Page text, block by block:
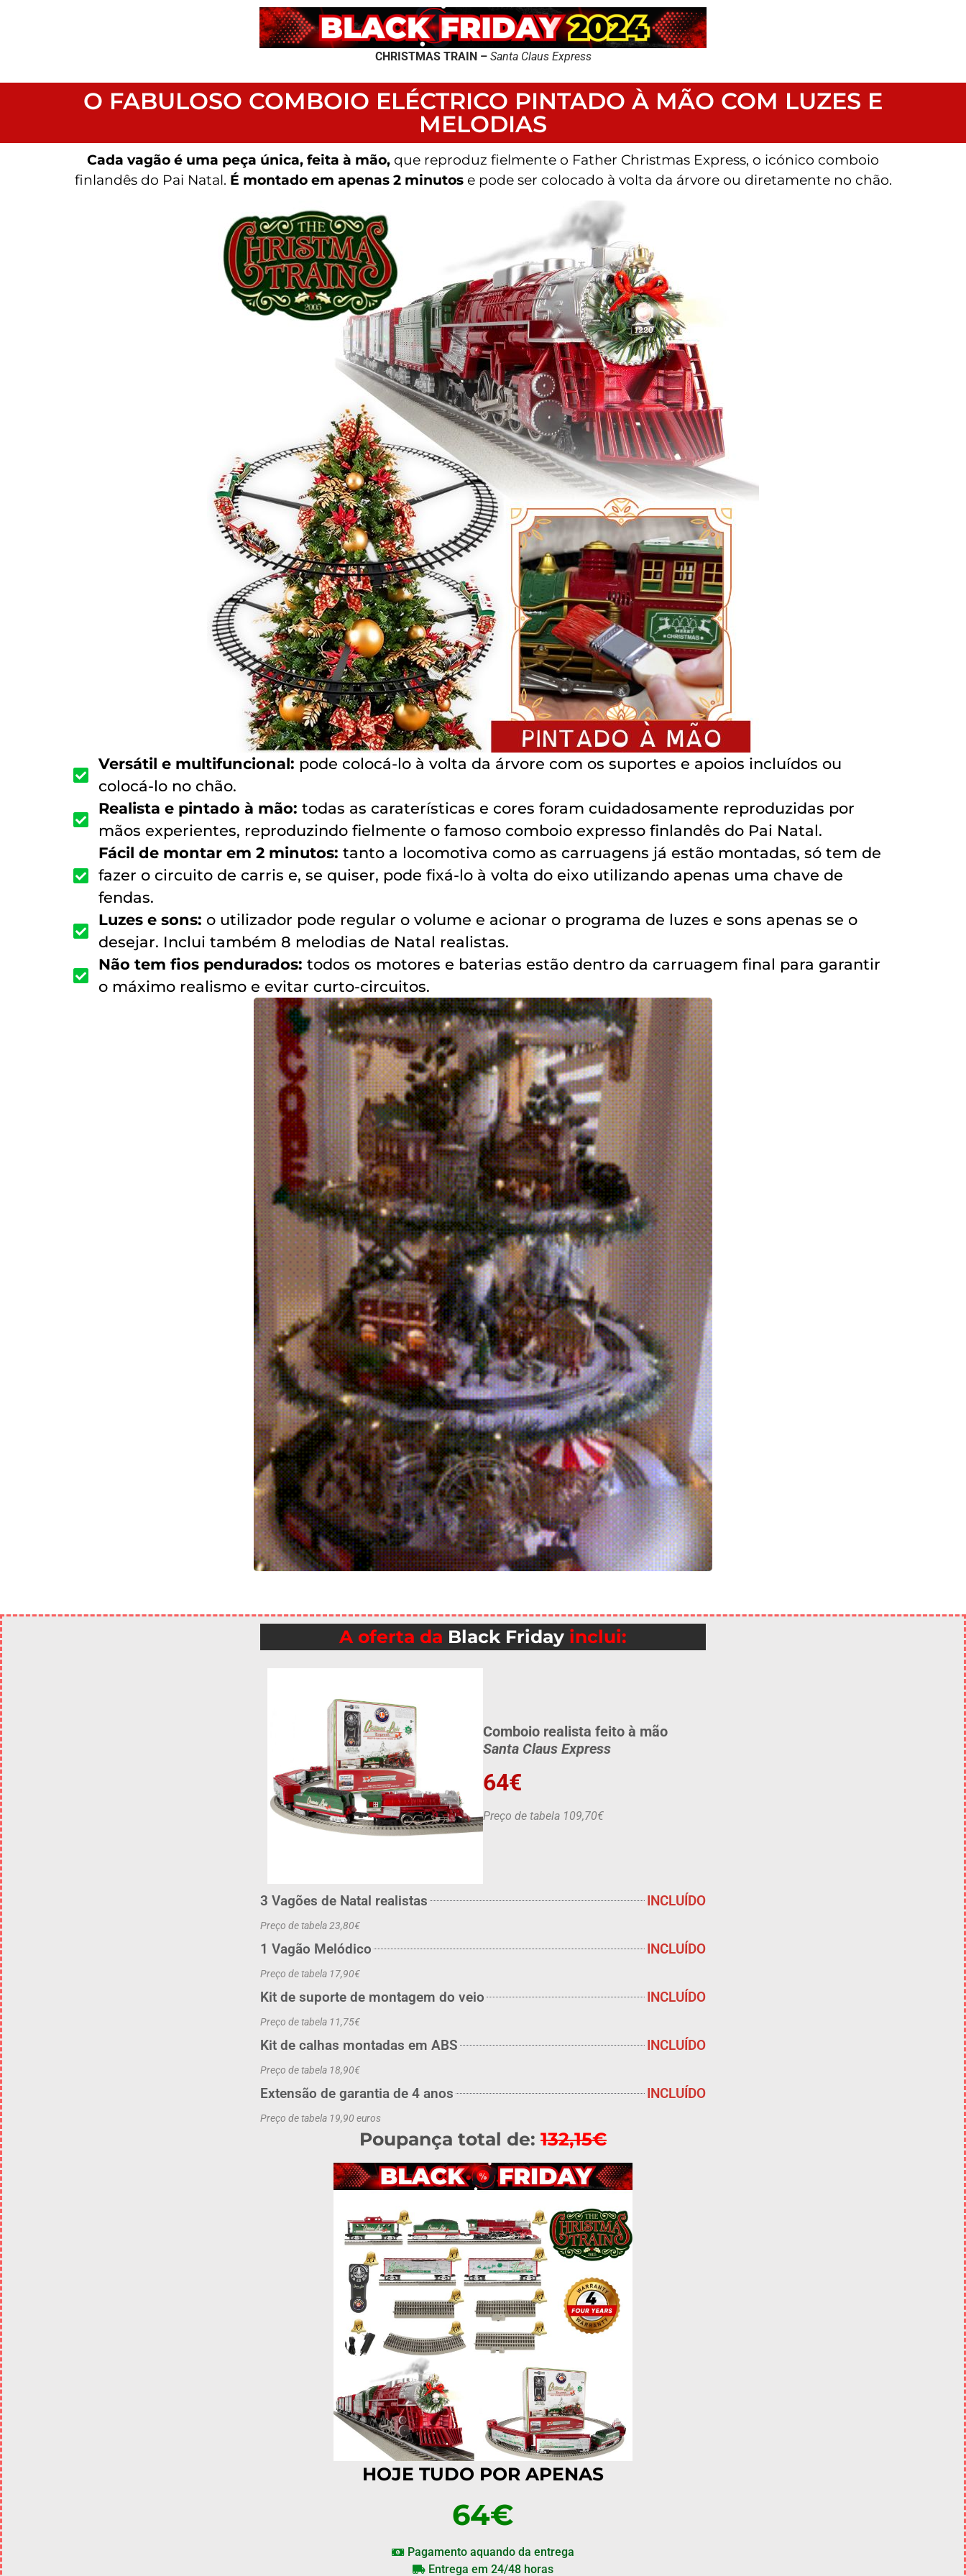
CHRISTMAS TRAIN – Santa Claus Express
O FABULOSO COMBOIO ELÉCTRICO PINTADO À MÃO COM LUZES E
MELODIAS
Cada vagão é uma peça única, feita à mão, que reproduz fielmente o Father Christmas Express, o icónico comboio
finlandês do Pai Natal. É montado em apenas 2 minutose pode ser colocado à volta da árvore ou diretamente no chão.
Versátil e multifuncional: pode colocá-lo à volta da árvore com os suportes e apoios incluídos ou
colocá-lo no chão.
Realista e pintado à mão: todas as caraterísticas e cores foram cuidadosamente reproduzidas por
mãos experientes, reproduzindo fielmente o famoso comboio expresso finlandês do Pai Natal.
Fácil de montar em 2 minutos: tanto a locomotiva como as carruagens já estão montadas, só tem de
fazer o circuito de carris e, se quiser, pode fixá-lo à volta do eixo utilizando apenas uma chave de
fendas.
Luzes e sons: o utilizador pode regular o volume e acionar o programa de luzes e sons apenas se o
desejar. Inclui também 8 melodias de Natal realistas.
Não tem fios pendurados: todos os motores e baterias estão dentro da carruagem final para garantir
o máximo realismo e evitar curto-circuitos.
A oferta da Black Friday inclui:
Comboio realista feito à mão
Santa Claus Express
64€
Preço de tabela 109,70€
3 Vagões de Natal realistas INCLUÍDO
Preço de tabela 23,80€
1 Vagão Melódico INCLUÍDO
Preço de tabela 17,90€
Kit de suporte de montagem do veio INCLUÍDO
Preço de tabela 11,75€
Kit de calhas montadas em ABS INCLUÍDO
Preço de tabela 18,90€
Extensão de garantia de 4 anos INCLUÍDO
Preço de tabela 19,90 euros
Poupança total de: 132,15€
HOJE TUDO POR APENAS
64€
Pagamento aquando da entrega
Entrega em 24/48 horas